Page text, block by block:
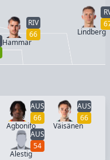
Lindberg
RIV
66
Hammar
AUS
66
Agbonifo
AUS
66
Väisänen
AUS
54
Alestig